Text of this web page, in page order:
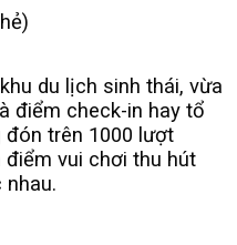
du lịch sinh thái, vừa
điểm check-in hay tổ
trên 1000 lượt
điểm vui chơi thu hút